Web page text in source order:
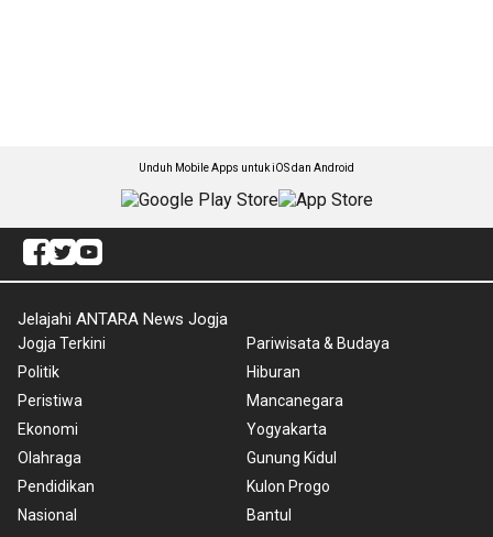
Unduh Mobile Apps untuk iOS dan Android
Jelajahi ANTARA News Jogja
Jogja Terkini
Politik
Peristiwa
Ekonomi
Olahraga
Pendidikan
Nasional
Pariwisata & Budaya
Hiburan
Mancanegara
Yogyakarta
Gunung Kidul
Kulon Progo
Bantul